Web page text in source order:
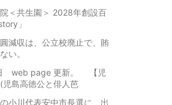
＜共生園＞ 2028年創設百
」
減収は、公立校廃止で、賄
い。
web page 更新。 【児
島高徳公と俳人芭
小川代表安中市長選に、出